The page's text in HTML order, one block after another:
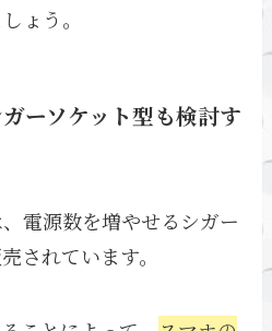
ょう。
ーソケット型も検討す
電源数を増やせるシガー
されています。